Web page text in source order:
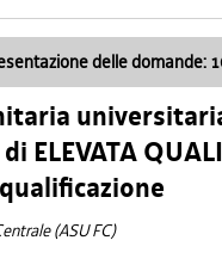
delle domande:
ELEVATA
(ASU FC)